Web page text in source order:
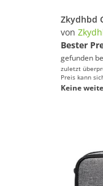
von
Bester
gefunden
zuletzt
Preis kann
Keine